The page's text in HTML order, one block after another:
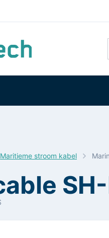
Maritieme stroom kabel